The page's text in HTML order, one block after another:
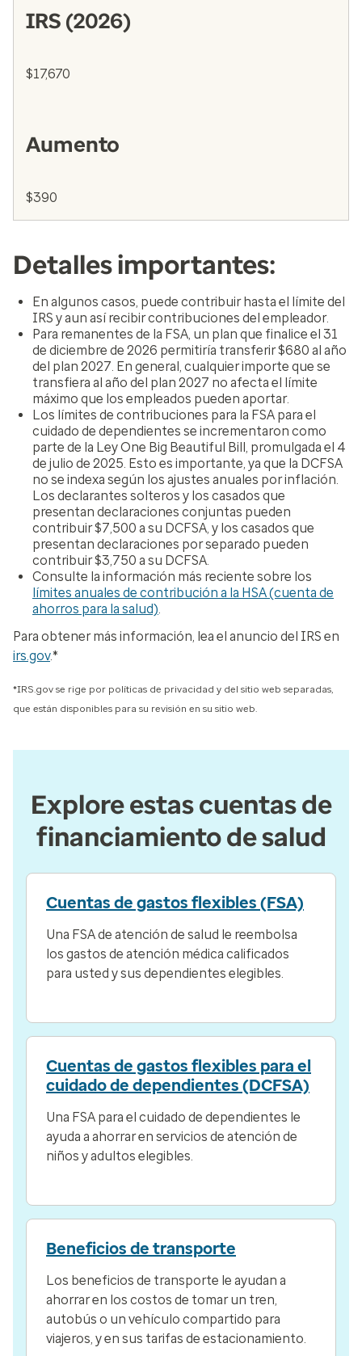
IRS (2026)
$17,670
Aumento
$390
Detalles importantes:
En algunos casos, puede contribuir hasta el límite del
IRS y aun así recibir contribuciones del empleador.
Para remanentes de la FSA, un plan que finalice el 31
de diciembre de 2026 permitiría transferir $680 al año
del plan 2027. En general, cualquier importe que se
transfiera al año del plan 2027 no afecta el límite
máximo que los empleados pueden aportar.
Los límites de contribuciones para la FSA para el
cuidado de dependientes se incrementaron como
parte de la Ley One Big Beautiful Bill, promulgada el 4
de julio de 2025. Esto es importante, ya que la DCFSA
no se indexa según los ajustes anuales por inflación.
Los declarantes solteros y los casados que
presentan declaraciones conjuntas pueden
contribuir $7,500 a su DCFSA, y los casados que
presentan declaraciones por separado pueden
contribuir $3,750 a su DCFSA.
Consulte la información más reciente sobre los
límites anuales de contribución a la HSA (cuenta de
ahorros para la salud).
Para obtener más información, lea el anuncio del IRS en
irs.gov.*
*IRS.gov se rige por políticas de privacidad y del sitio web separadas,
que están disponibles para su revisión en su sitio web.
Explore estas cuentas de
financiamiento de salud
Cuentas de gastos flexibles (FSA)
Una FSA de atención de salud le reembolsa
los gastos de atención médica calificados
para usted y sus dependientes elegibles.
Cuentas de gastos flexibles para el
cuidado de dependientes (DCFSA)
Una FSA para el cuidado de dependientes le
ayuda a ahorrar en servicios de atención de
niños y adultos elegibles.
Beneficios de transporte
Los beneficios de transporte le ayudan a
ahorrar en los costos de tomar un tren,
autobús o un vehículo compartido para
viajeros, y en sus tarifas de estacionamiento.